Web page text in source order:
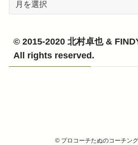
© 2015-2020 北村卓也 &
All rights reserved.
©プロコーチたぬのコーチン